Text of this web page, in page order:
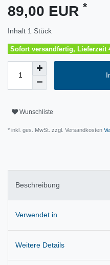
89,00 EUR *
Inhalt 1 Stück
Sofort versandfertig, Lieferzeit
Wunschliste
* inkl. ges. MwSt. zzgl. Versandkosten
Beschreibung
Verwendet in
Weitere Details